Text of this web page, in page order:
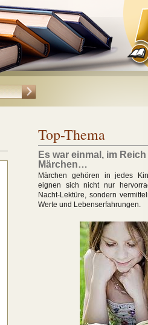
Top-Thema
Es war einmal, im
Märchen…
Märchen gehören in jedes
eignen sich nicht nur
Nacht-Lektüre, sondern
Werte und Lebenserfahrungen.